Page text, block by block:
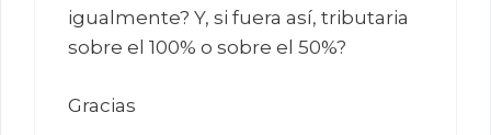
igualmente? Y, si fuera así, tributaria
sobre el 100% o sobre el 50%?
Gracias